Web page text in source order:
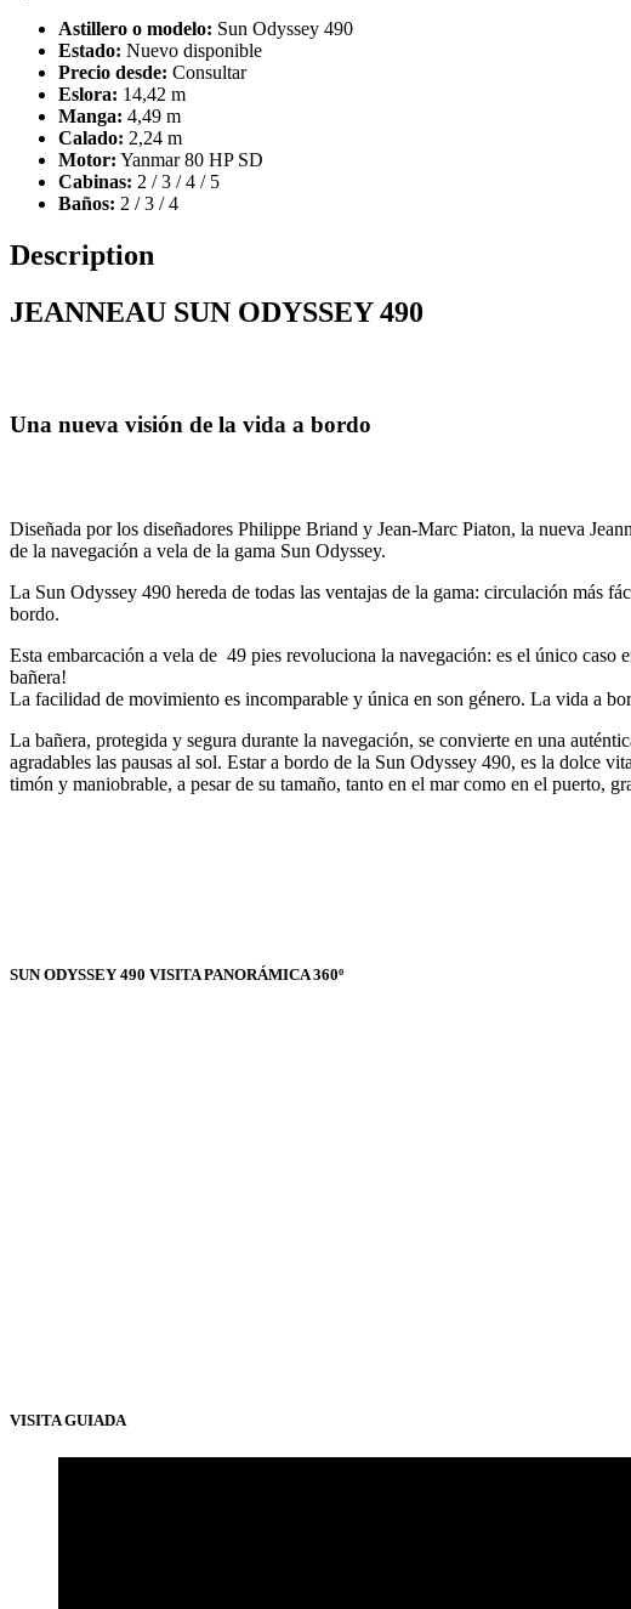
Astillero o modelo: Sun Odyssey 490
Estado: Nuevo disponible
Precio desde: Consultar
Eslora: 14,42 m
Manga: 4,49 m
Calado: 2,24 m
Motor: Yanmar 80 HP SD
Cabinas: 2 / 3 / 4 / 5
Baños: 2 / 3 / 4
Description
JEANNEAU SUN ODYSSEY 490
Una nueva visión de la vida a bordo
Diseñada por los diseñadores Philippe Briand y Jean-Marc Piaton, la nueva
de la navegación a vela de la gama Sun Odyssey.
La Sun Odyssey 490 hereda de todas las ventajas de la gama: circulación más
bordo.
Esta embarcación a vela de 49 pies revoluciona la navegación: es el único
bañera!
La facilidad de movimiento es incomparable y única en son género. La vida a
La bañera, protegida y segura durante la navegación, se convierte en una
agradables las pausas al sol. Estar a bordo de la Sun Odyssey 490, es la dolce
timón y maniobrable, a pesar de su tamaño, tanto en el mar como en el puerto,
SUN ODYSSEY 490 VISITA PANORÁMICA 360º
VISITA GUIADA